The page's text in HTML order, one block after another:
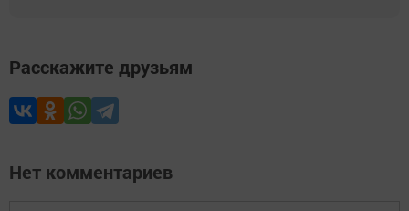
Расскажите друзьям
Нет комментариев